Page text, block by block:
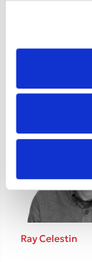
Racha
Ray Celestin